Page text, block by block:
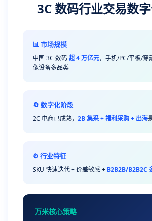
3C 数码行业交易数
📊 市场规模
中国 3C 数码超 4 万亿元，手机/PC/平板/穿
像设备多品类
🔄 数字化阶段
2C 电商已成熟， 2B 集采 + 福利采购 + 出海
⚙️ 行业特征
SKU 快速迭代 + 价差敏感 + B2B2B/B2B2C
万米核心策略